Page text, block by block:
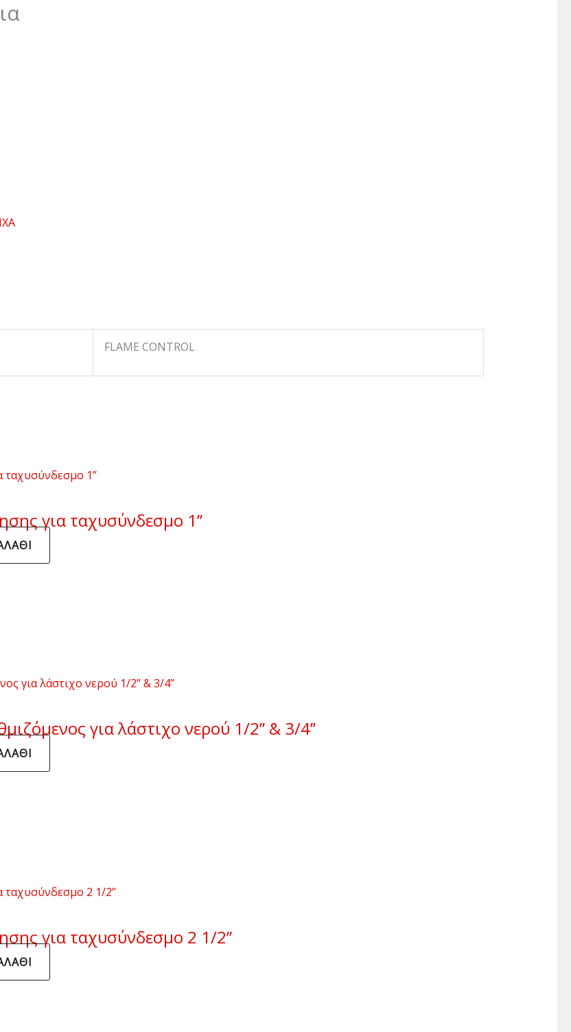
FLAME CONTROL
για ταχυσύνδεσμο 1’’
για λάστιχο νερού 1/2’’ & 3/4’’
για ταχυσύνδεσμο 2 1/2’’